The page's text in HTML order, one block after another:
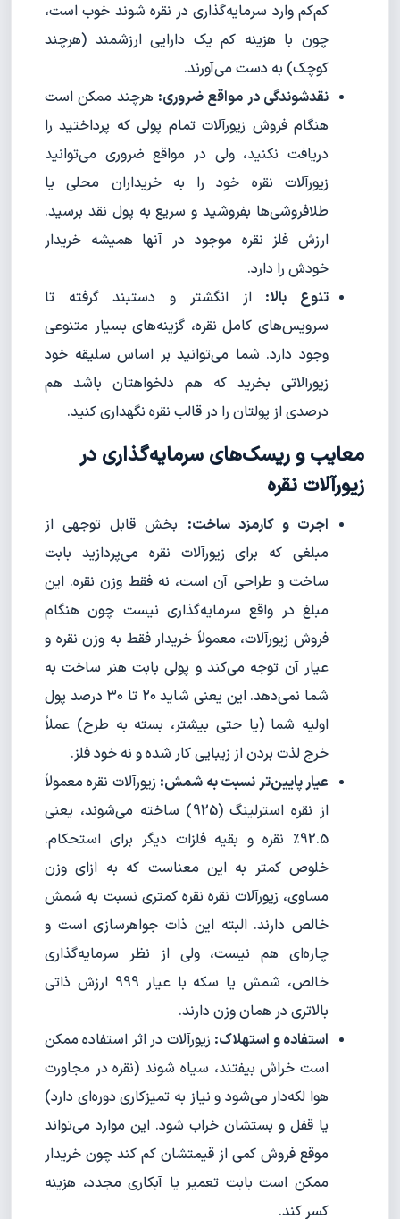
کم‌کم وارد سرمایه‌گذاری در نقره شوند خوب است،
چون با هزینه کم یک دارایی ارزشمند (هرچند
کوچک) به دست می‌آورند.
نقدشوندگی در مواقع ضروری: هرچند ممکن است
هنگام فروش زیورآلات تمام پولی که پرداختید را
دریافت نکنید، ولی در مواقع ضروری می‌توانید
زیورآلات نقره خود را به خریداران محلی یا
طلافروشی‌ها بفروشید و سریع به پول نقد برسید.
ارزش فلز نقره موجود در آنها همیشه خریدار
خودش را دارد.
تنوع بالا: از انگشتر و دستبند گرفته تا
سرویس‌های کامل نقره، گزینه‌های بسیار متنوعی
وجود دارد. شما می‌توانید بر اساس سلیقه خود
زیورآلاتی بخرید که هم دلخواهتان باشد هم
درصدی از پولتان را در قالب نقره نگهداری کنید.
معایب و ریسک‌های سرمایه‌گذاری در
زیورآلات نقره
اجرت و کارمزد ساخت: بخش قابل توجهی از
مبلغی که برای زیورآلات نقره می‌پردازید بابت
ساخت و طراحی آن است، نه فقط وزن نقره. این
مبلغ در واقع سرمایه‌گذاری نیست چون هنگام
فروش زیورآلات، معمولاً خریدار فقط به وزن نقره و
عیار آن توجه می‌کند و پولی بابت هنر ساخت به
شما نمی‌دهد. این یعنی شاید ۲۰ تا ۳۰ درصد پول
اولیه شما (یا حتی بیشتر، بسته به طرح) عملاً
خرج لذت بردن از زیبایی کار شده و نه خود فلز.
عیار پایین‌تر نسبت به شمش: زیورآلات نقره معمولاً
از نقره استرلینگ (925) ساخته می‌شوند، یعنی
92.5٪ نقره و بقیه فلزات دیگر برای استحکام.
خلوص کمتر به این معناست که به ازای وزن
مساوی، زیورآلات نقره نقره کمتری نسبت به شمش
خالص دارند. البته این ذات جواهرسازی است و
چاره‌ای هم نیست، ولی از نظر سرمایه‌گذاری
خالص، شمش یا سکه با عیار 999 ارزش ذاتی
بالاتری در همان وزن دارند.
استفاده و استهلاک: زیورآلات در اثر استفاده ممکن
است خراش بیفتند، سیاه شوند (نقره در مجاورت
هوا لکه‌دار می‌شود و نیاز به تمیزکاری دوره‌ای دارد)
یا قفل و بستشان خراب شود. این موارد می‌تواند
موقع فروش کمی از قیمتشان کم کند چون خریدار
ممکن است بابت تعمیر یا آبکاری مجدد، هزینه
کسر کند.